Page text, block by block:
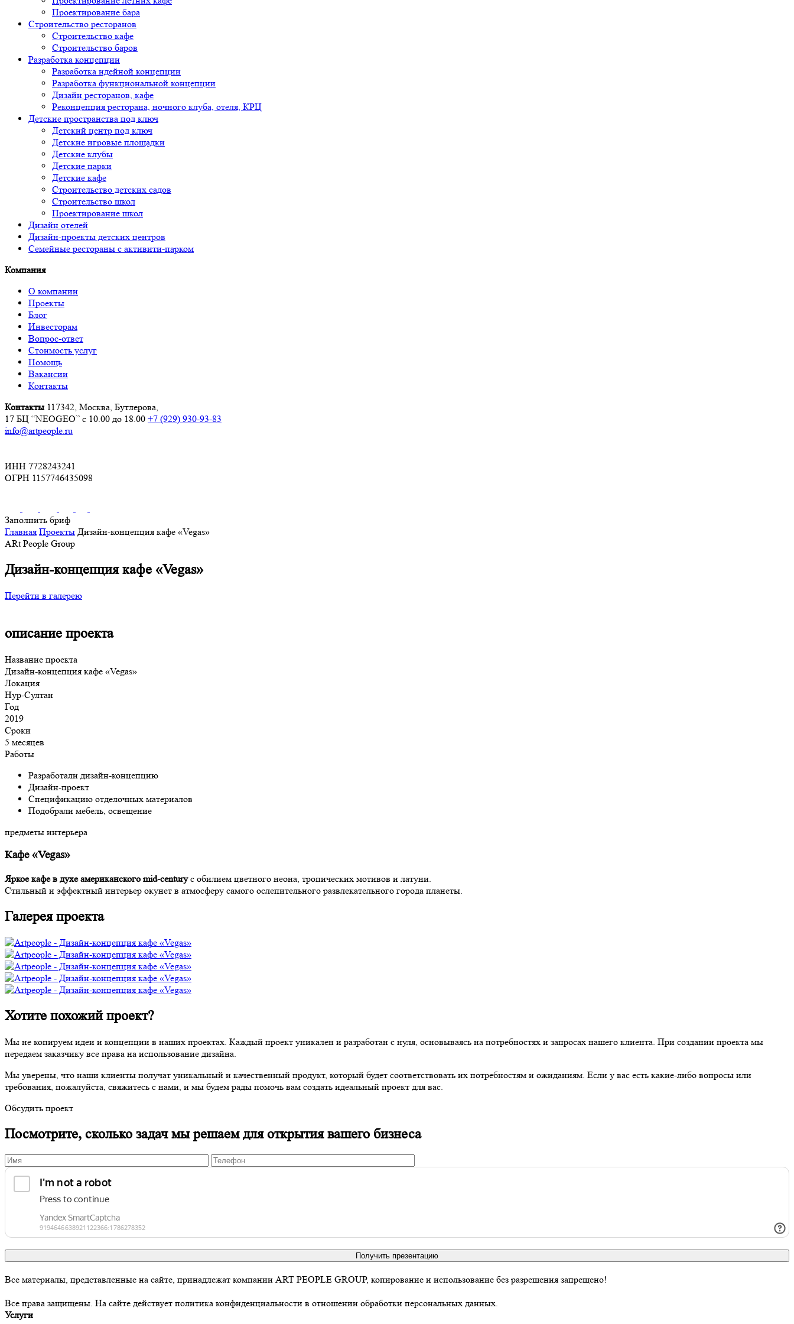
Проектирование бара
Строительство ресторанов
Строительство кафе
Строительство баров
Разработка концепции
Разработка идейной концепции
Разработка функциональной концепции
Дизайн ресторанов, кафе
Реконцепция ресторана, ночного клуба, отеля, КРЦ
Детские пространства под ключ
Детский центр под ключ
Детские игровые площадки
Детские клубы
Детские парки
Детские кафе
Строительство детских садов
Строительство школ
Проектирование школ
Дизайн отелей
Дизайн-проекты детских центров
Семейные рестораны с активити-парком
Компания
О компании
Проекты
Блог
Инвесторам
Вопрос-ответ
Стоимость услуг
Помощь
Вакансии
Контакты
Контакты 117342, Москва, Бутлерова,
17 БЦ “NEOGEO” с 10.00 до 18.00 +7 (929) 930-93-83
info@artpeople.ru
ИНН 7728243241
ОГРН 1157746435098
Заполнить бриф
Главная Проекты Дизайн-концепция кафе «Vegas»
ARt People Group
Дизайн-концепция кафе «Vegas»
Перейти в галерею
описание проекта
Название проекта
Дизайн-концепция кафе «Vegas»
Локация
Нур-Султан
Год
2019
Сроки
5 месяцев
Работы
Разработали дизайн-концепцию
Дизайн-проект
Спецификацию отделочных материалов
Подобрали мебель, освещение
предметы интерьера
Кафе «Vegas»
Яркое кафе в духе американского mid-centuryс обилием цветного неона, тропических мотивов и латуни.
Стильный и эффектный интерьер окунет в атмосферу самого ослепительного развлекательного города планеты.
Галерея проекта
Хотите похожий проект?
Мы не копируем идеи и концепции в наших проектах. Каждый проект уникален и разработан с нуля, основываясь на потребностях и запросах нашего клиента. При создании проекта мы
передаем заказчику все права на использование дизайна.
Мы уверены, что наши клиенты получат уникальный и качественный продукт, который будет соответствовать их потребностям и ожиданиям. Если у вас есть какие-либо вопросы или
требования, пожалуйста, свяжитесь с нами, и мы будем рады помочь вам создать идеальный проект для вас.
Обсудить проект
Посмотрите, сколько задач мы решаем для открытия вашего бизнеса
Получить презентацию
Все материалы, представленные на сайте, принадлежат компании ART PEOPLE GROUP, копирование и использование без разрешения запрещено!
Все права защищены. На сайте действует политика конфиденциальности в отношении обработки персональных данных.
Услуги